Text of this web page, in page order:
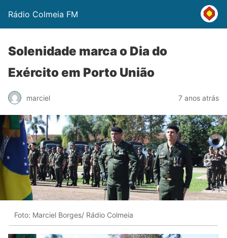
Rádio Colmeia FM
Solenidade marca o Dia do
Exército em Porto União
marciel 7 anos atrás
Foto: Marciel Borges/ Rádio Colmeia